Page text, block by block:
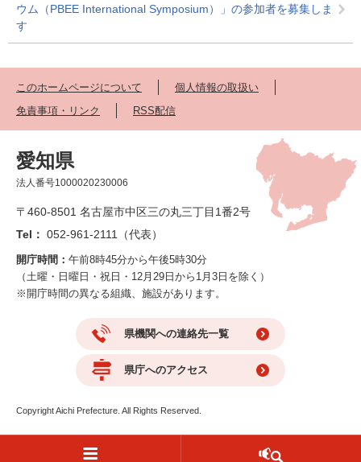
ウム（PBEE International Symposium）」の参加者を募集しま
す
このホームページについて
個人情報の取扱い
免責事項・リンク
RSS配信
愛知県
法人番号1000020230006
〒460-8501 名古屋市中区三の丸三丁目1番2号
Tel： 052-961-2111（代表）
開庁時間： 午前8時45分から午後5時30分
（土曜・日曜日・祝日・12月29日から1月3日を除く）
※開庁時間の異なる組織、施設があります。
県機関への連絡先一覧
県庁へのアクセス
Copyright Aichi Prefecture. All Rights Reserved.